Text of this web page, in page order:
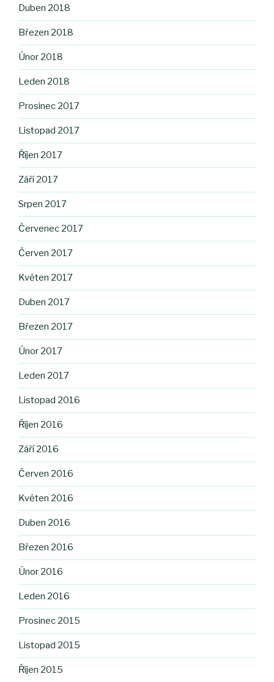
Duben 2018
Březen 2018
Únor 2018
Leden 2018
Prosinec 2017
Listopad 2017
Říjen 2017
Září 2017
Srpen 2017
Červenec 2017
Červen 2017
Květen 2017
Duben 2017
Březen 2017
Únor 2017
Leden 2017
Listopad 2016
Říjen 2016
Září 2016
Červen 2016
Květen 2016
Duben 2016
Březen 2016
Únor 2016
Leden 2016
Prosinec 2015
Listopad 2015
Říjen 2015